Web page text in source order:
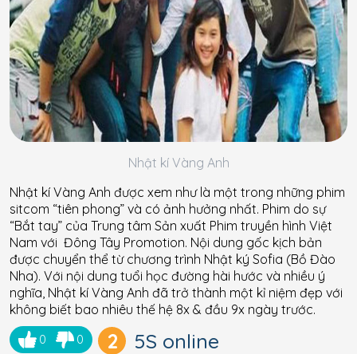
Nhật kí Vàng Anh
Nhật kí Vàng Anh được xem như là một trong những phim
sitcom “tiên phong” và có ảnh hưởng nhất. Phim do sự
“Bắt tay” của Trung tâm Sản xuất Phim truyền hình Việt
Nam với Đông Tây Promotion. Nội dung gốc kịch bản
được chuyển thể từ chương trình Nhật ký Sofia (Bồ Đào
Nha). Với nội dung tuổi học đường hài hước và nhiều ý
nghĩa, Nhật kí Vàng Anh đã trở thành một kỉ niệm đẹp với
không biết bao nhiêu thế hệ 8x & đầu 9x ngày trước.
0 0 2 5S online